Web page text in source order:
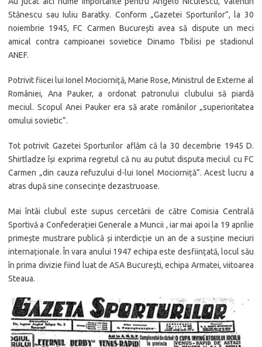
Stănescu sau Iuliu Baratky. Conform „Gazetei Sporturilor”, la 30
noiembrie 1945, FC Carmen București avea să dispute un meci
amical contra campioanei sovietice Dinamo Tbilisi pe stadionul
ANEF.
Potrivit fiicei lui Ionel Mociorniță, Marie Rose, Ministrul de Externe al
României, Ana Pauker, a ordonat patronului clubului să piardă
meciul. Scopul Anei Pauker era să arate românilor „superioritatea
omului sovietic”.
Tot potrivit Gazetei Sporturilor aflăm că la 30 decembrie 1945 D.
Shirtladze își exprima regretul că nu au putut disputa meciul cu FC
Carmen „din cauza refuzului d-lui Ionel Mociorniță”. Acest lucru a
atras după sine consecințe dezastruoase.
Mai întâi clubul este supus cercetării de către Comisia Centrală
Sportivă a Confederației Generale a Muncii , iar mai apoi la 19 aprilie
primește mustrare publică și interdicție un an de a susține meciuri
internaționale. În vara anului 1947 echipa este desființată, locul său
în prima divizie fiind luat de ASA București, echipa Armatei, viitoarea
Steaua.